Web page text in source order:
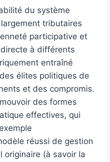
du système
tributaires
participative et
à différents
entraîné
élites politiques de
et des compromis.
des formes
effectives, qui
réussi de gestion
originaire (à savoir la